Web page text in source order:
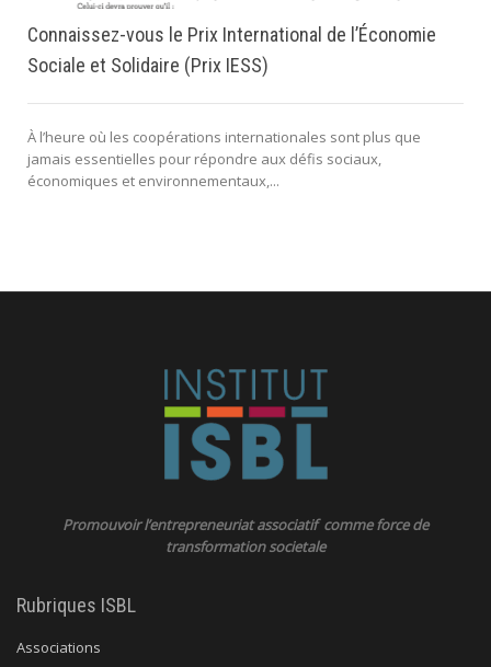
Connaissez-vous le Prix International de l’Économie
Sociale et Solidaire (Prix IESS)
À l’heure où les coopérations internationales sont plus que
jamais essentielles pour répondre aux défis sociaux,
économiques et environnementaux,...
Promouvoir l’entrepreneuriat associatif comme force de
transformation societale
Rubriques ISBL
Associations